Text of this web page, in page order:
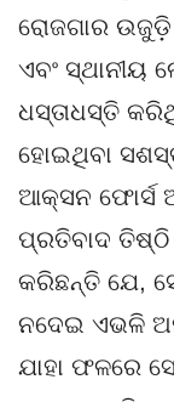
ରୋଜଗାର ଉଜୁଡ଼ି
ଏବଂ ସ୍ଥାନୀୟ
ଧସ୍ତାଧସ୍ତି
ହୋଇଥିବା
ଆକ୍ସନ ଫୋର୍ସ
ପ୍ରତିବାଦ ତିଷ୍ଠି
କରିଛନ୍ତି ଯେ,
ନଦେଇ ଏଭଳି
ଯାହା ଫଳରେ